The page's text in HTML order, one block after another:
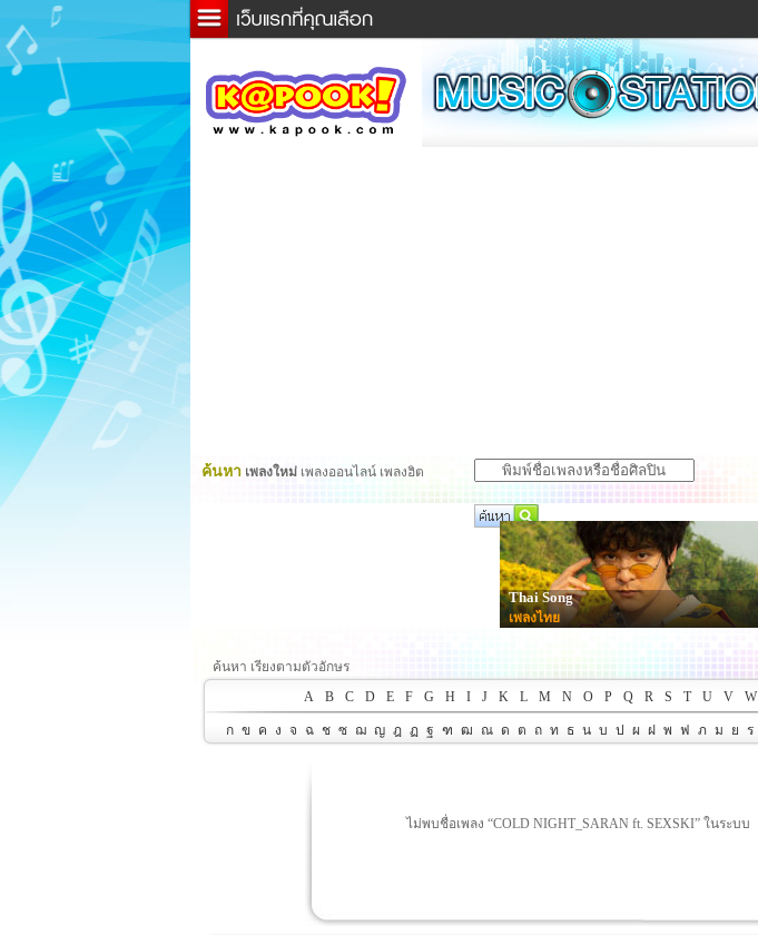
ข่าวด่วน ข่าวสั้น
ละคร
หนังใหม่
หมากรุกไทย
ค้นหา เพลงใหม่ เพลงออนไลน์ เพลงฮิต
Thai Song
เพลงไทย
ค้นหา เรียงตามตัวอักษร
A
B C D E F G H I J K L M N O P Q R S T U V W
ก ข ค ง จ ฉ ช ซ ฌ ญ ฎ ฏ ฐ ฑ ฒ ณ ด ต ถ ท ธ น บ ป ผ ฝ พ ฟ ภ ม ย ร
ไม่พบชื่อเพลง “COLD NIGHT_SARAN ft. SEXSKI” ในระบบ